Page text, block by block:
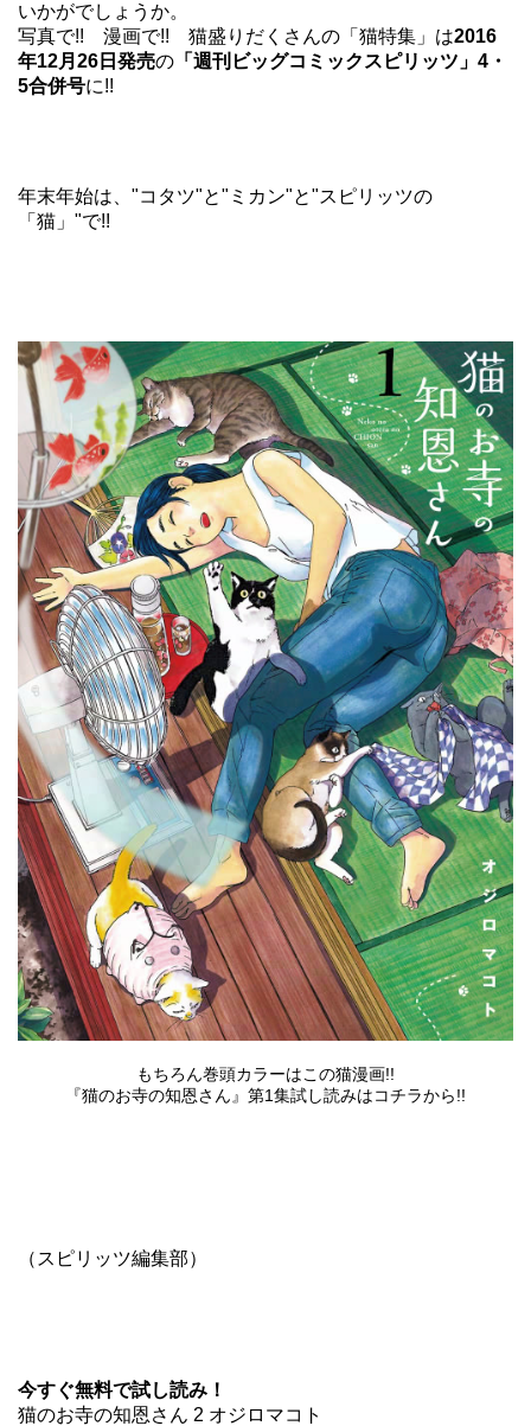
いかがでしょうか。
写真で!! 漫画で!! 猫盛りだくさんの「猫特集」は2016
年12月26日発売の 「週刊ビッグコミックスピリッツ」4・
5合併号に!!
年末年始は、"コタツ"と"ミカン"と"スピリッツの
「猫」"で!!
もちろん巻頭カラーはこの猫漫画!!
『猫のお寺の知恩さん』 第1集試し読みはコチラから!!
（スピリッツ編集部）
今すぐ無料で試し読み！
猫のお寺の知恩さん 2 オジロマコト